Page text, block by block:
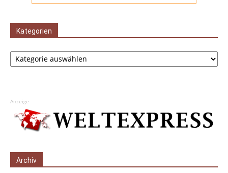
Kategorien
Kategorien
Anzeige
Archiv